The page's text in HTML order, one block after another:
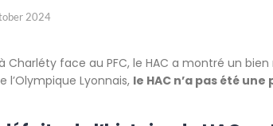
2024
Charléty face au PFC, le HAC a montré un
l’Olympique Lyonnais, le HAC n’a pas été